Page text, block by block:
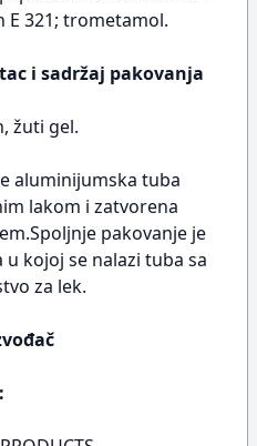
321; trometamol.
i sadržaj pakovanja
žuti gel.
aluminijumska tuba
lakom i zatvorena
pakovanje je
kojoj se nalazi tuba sa
za lek.